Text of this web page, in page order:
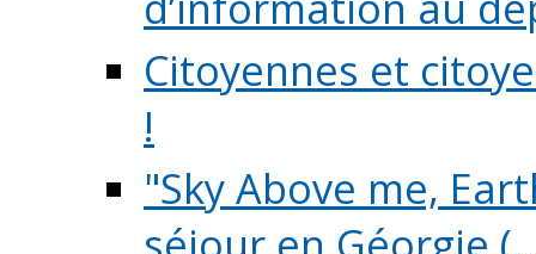
Citoyennes et
!
"Sky Above me,